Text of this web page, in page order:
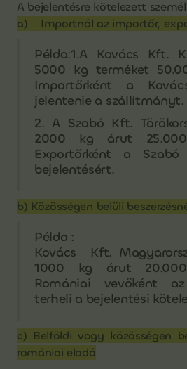
A bejelentésre kötelezett
a) Importnál az importőr,
Példa:1.A Kovács Kft.
5000 kg terméket
Importőrként a
jelentenie a szállítmányt.
2. A Szabó Kft.
2000 kg árut
Exportőrként a
bejelentésért.
b) Közösségen belüli
Példa :
Kovács Kft.
1000 kg árut
Romániai vevőként
terheli a bejelentési
c) Belföldi vagy közösségen
romániai eladó